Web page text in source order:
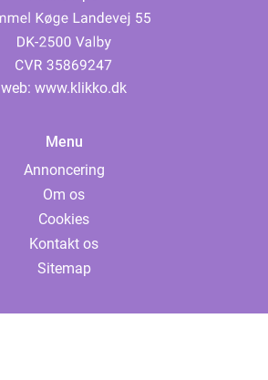
web: www.klikko.dk
Menu
Annoncering
Om os
Cookies
Kontakt os
Sitemap